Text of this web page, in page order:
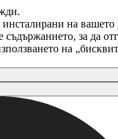
на
съдържанието, за да
на